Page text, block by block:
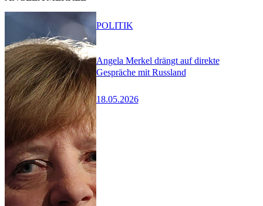
Angela Merkel drängt auf direkte
Gespräche mit Russland
18.05.2026
POLITIK